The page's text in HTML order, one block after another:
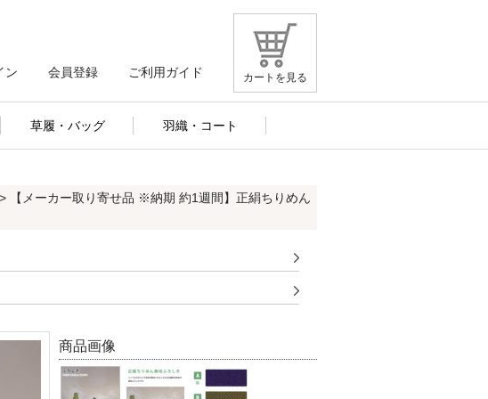
カートを見る
ン 会員登録 ご利用ガイド
草履・バッグ 羽織・コート
> 【メーカー取り寄せ品 ※納期 約1週間】正絹ちりめん
商品画像